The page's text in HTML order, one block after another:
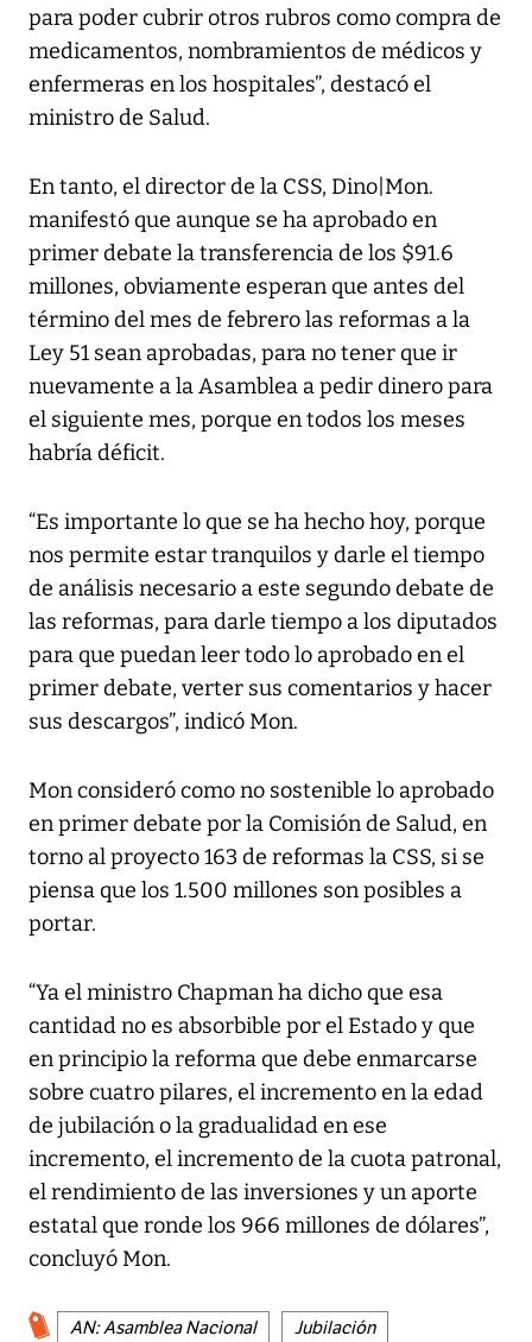
para poder cubrir otros rubros como compra de
medicamentos, nombramientos de médicos y
enfermeras en los hospitales”, destacó el
ministro de Salud.
En tanto, el director de la CSS, Dino|Mon.
manifestó que aunque se ha aprobado en
primer debate la transferencia de los $91.6
millones, obviamente esperan que antes del
término del mes de febrero las reformas a la
Ley 51 sean aprobadas, para no tener que ir
nuevamente a la Asamblea a pedir dinero para
el siguiente mes, porque en todos los meses
habría déficit.
“Es importante lo que se ha hecho hoy, porque
nos permite estar tranquilos y darle el tiempo
de análisis necesario a este segundo debate de
las reformas, para darle tiempo a los diputados
para que puedan leer todo lo aprobado en el
primer debate, verter sus comentarios y hacer
sus descargos”, indicó Mon.
Mon consideró como no sostenible lo aprobado
en primer debate por la Comisión de Salud, en
torno al proyecto 163 de reformas la CSS, si se
piensa que los 1.500 millones son posibles a
portar.
“Ya el ministro Chapman ha dicho que esa
cantidad no es absorbible por el Estado y que
en principio la reforma que debe enmarcarse
sobre cuatro pilares, el incremento en la edad
de jubilación o la gradualidad en ese
incremento, el incremento de la cuota patronal,
el rendimiento de las inversiones y un aporte
estatal que ronde los 966 millones de dólares”,
concluyó Mon.
AN: Asamblea Nacional Jubilación